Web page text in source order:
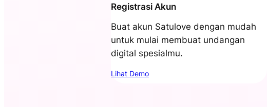
Registrasi Akun
Buat akun Satulove dengan mudah
untuk mulai membuat undangan
digital spesialmu.
Lihat Demo